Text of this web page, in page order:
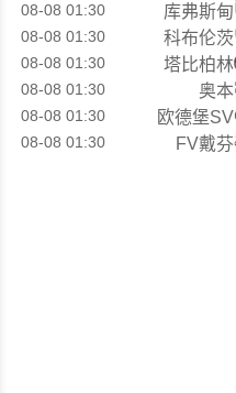
08-08 01:30 库弗斯甸
08-08 01:30 科布伦茨
08-08 01:30 塔比柏林
08-08 01:30 奥本
08-08 01:30 欧德堡SV
08-08 01:30 FV戴芬